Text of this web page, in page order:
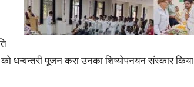
धन्वन्तरी पूजन करा उनका शिष्योपनयन संस्कार किया